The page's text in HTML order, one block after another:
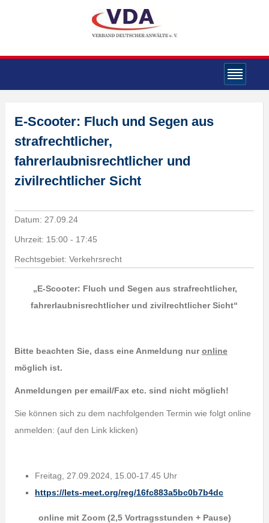
E-Scooter: Fluch und Segen aus
strafrechtlicher,
fahrerlaubnisrechtlicher und
zivilrechtlicher Sicht
Datum: 27.09.24
Uhrzeit: 15:00 - 17:45
Rechtsgebiet: Verkehrsrecht
„E-Scooter: Fluch und Segen aus strafrechtlicher,
fahrerlaubnisrechtlicher und zivilrechtlicher Sicht“
Bitte beachten Sie, dass eine Anmeldung nuronline
möglich ist.
Anmeldungen per email/Fax etc. sind nicht möglich!
Sie können sich zu dem nachfolgenden Termin wie folgt online
anmelden: (auf den Link klicken)
Freitag, 27.09.2024, 15.00-17.45 Uhr
https://lets-meet.org/reg/16fc883a5bc0b7b4dc
online mit Zoom (2,5 Vortragsstunden + Pause)